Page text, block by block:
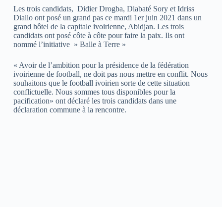
Les trois candidats, Didier Drogba, Diabaté Sory et Idriss
Diallo ont posé un grand pas ce mardi 1er juin 2021 dans un
grand hôtel de la capitale ivoirienne, Abidjan. Les trois
candidats ont posé côte à côte pour faire la paix. Ils ont
nommé l’initiative » Balle à Terre »
« Avoir de l’ambition pour la présidence de la fédération
ivoirienne de football, ne doit pas nous mettre en conflit. Nous
souhaitons que le football ivoirien sorte de cette situation
conflictuelle. Nous sommes tous disponibles pour la
pacification» ont déclaré les trois candidats dans une
déclaration commune à la rencontre.